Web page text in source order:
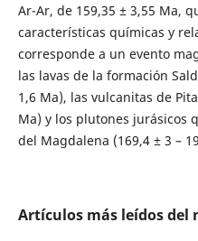
Ar-Ar, de 159,35 ± 3,55 Ma,
características químicas y
corresponde a un evento
las lavas de la formación
1,6 Ma), las vulcanitas de
Ma) y los plutones jurásicos
del Magdalena (169,4 ± 3 –
Artículos más leídos